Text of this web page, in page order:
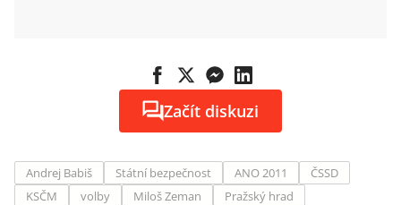
Začít diskuzi
Andrej Babiš Státní bezpečnost ANO 2011
ČSSD
KSČM
volby Miloš Zeman
Pražský hrad